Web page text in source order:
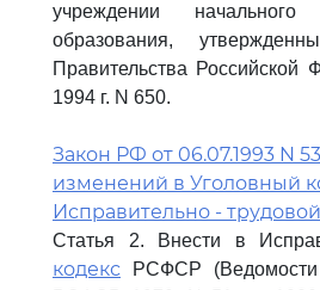
учреждении начального
образования,
Правительства
1994 г. N 650.
Закон РФ от 06.07.1993 N
изменений в Уголовный
Исправительно -
Статья 2. Внести в
кодекс РСФСР (Ведомости